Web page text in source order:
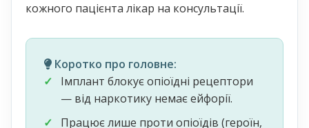
кожного пацієнта лікар на консультації.
Коротко про головне:
Імплант блокує опіоїдні рецептори
— від наркотику немає ейфорії.
Працює лише проти опіоїдів (героїн,